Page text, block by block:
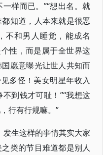
样而已。”“想出名。就
知道，人本来就是很恶
不和男人睡觉，能成名
性，而是属于全世界这
愿意曝光让世人共知而
多怪！美女明星年收入
到钱才可耻！”“我想这
行有行规嘛。”
发生这样的事情其实大家
类的节目难道都是别人